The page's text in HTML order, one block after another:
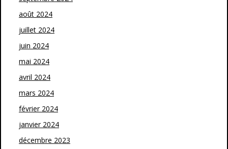
août 2024
juillet 2024
juin 2024
mai 2024
avril 2024
mars 2024
février 2024
janvier 2024
décembre 2023